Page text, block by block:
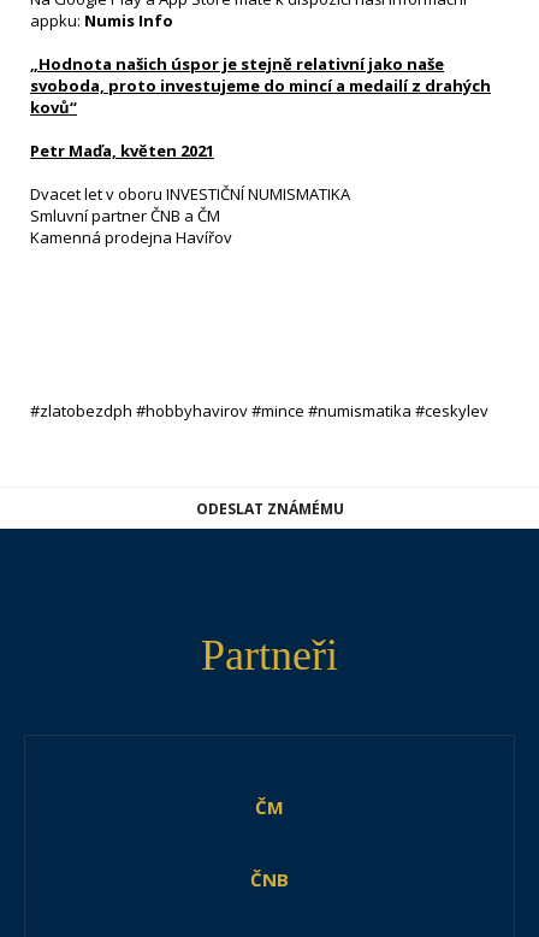
appku: Numis Info
„Hodnota našich úspor je stejně relativní jako naše
svoboda, proto investujeme do mincí a medailí z drahých
kovů“
Petr Maďa, květen 2021
Dvacet let v oboru INVESTIČNÍ NUMISMATIKA
Smluvní partner ČNB a ČM
Kamenná prodejna Havířov
#zlatobezdph #hobbyhavirov #mince #numismatika #ceskylev
ODESLAT ZNÁMÉMU
Partneři
ČM
ČNB